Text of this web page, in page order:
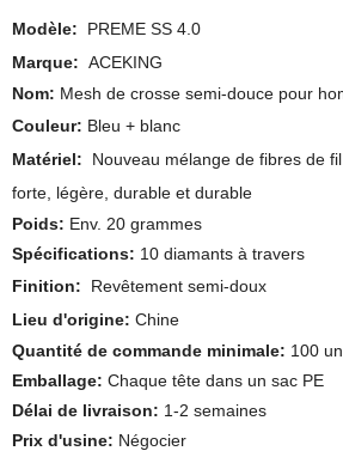
Modèle:
PREME SS 4.0
Marque: ACEKING
Nom: Mesh de crosse semi-douce pour
Couleur: Bleu + blanc
Matériel:
Nouveau mélange de fibres de
forte, légère, durable et durable
Poids: Env. 20 grammes
Spécifications: 10 diamants à travers
Finition:
Revêtement semi-doux
Lieu d'origine: Chine
Quantité de commande minimale: 100
Emballage: Chaque tête dans un sac PE
Délai de livraison: 1-2 semaines
Prix ​​d'usine: Négocier